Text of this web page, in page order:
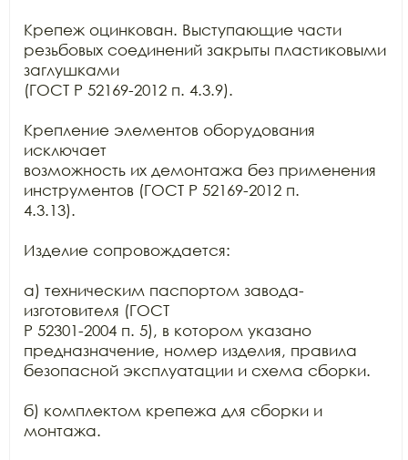
Крепеж оцинкован. Выступающие части
резьбовых соединений закрыты пластиковыми
заглушками
(ГОСТ Р 52169-2012 п. 4.3.9).
Крепление элементов оборудования
исключает
возможность их демонтажа без применения
инструментов (ГОСТ Р 52169-2012 п.
4.3.13).
Изделие сопровождается:
а) техническим паспортом завода-
изготовителя (ГОСТ
Р 52301-2004 п. 5), в котором указано
предназначение, номер изделия, правила
безопасной эксплуатации и схема сборки.
б) комплектом крепежа для сборки и
монтажа.